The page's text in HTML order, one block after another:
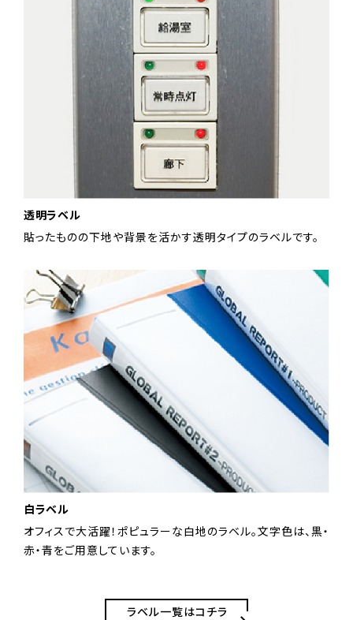
透明ラベル
貼ったものの下地や背景を活かす透明タイプのラベルです。
白ラベル
オフィスで大活躍！ポピュラーな白地のラベル。文字色は、黒・
赤・青をご用意しています。
ラベル一覧はコチラ